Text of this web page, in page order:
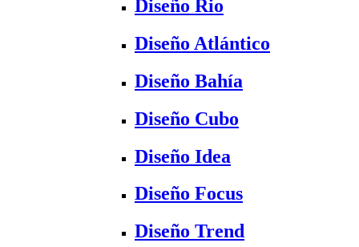
Diseño Rio
Diseño Atlántico
Diseño Bahía
Diseño Cubo
Diseño Idea
Diseño Focus
Diseño Trend